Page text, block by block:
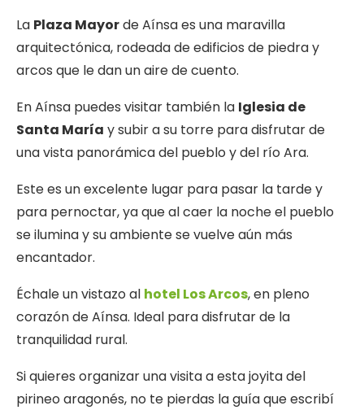
La Plaza Mayorde Aínsa es una maravilla
arquitectónica, rodeada de edificios de piedra y
arcos que le dan un aire de cuento.
En Aínsa puedes visitar también la Iglesia de
Santa María y subir a su torre para disfrutar de
una vista panorámica del pueblo y del río Ara.
Este es un excelente lugar para pasar la tarde y
para pernoctar, ya que al caer la noche el pueblo
se ilumina y su ambiente se vuelve aún más
encantador.
Échale un vistazo al hotel Los Arcos, en pleno
corazón de Aínsa. Ideal para disfrutar de la
tranquilidad rural.
Si quieres organizar una visita a esta joyita del
pirineo aragonés, no te pierdas la guía que escribí